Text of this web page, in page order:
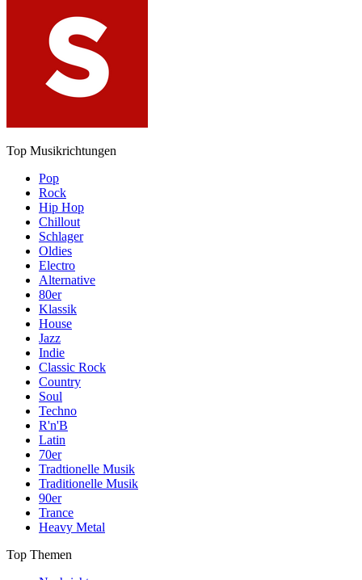
Top Musikrichtungen
Pop
Rock
Hip Hop
Chillout
Schlager
Oldies
Electro
Alternative
80er
Klassik
House
Jazz
Indie
Classic Rock
Country
Soul
Techno
R'n'B
Latin
70er
Tradtionelle Musik
Traditionelle Musik
90er
Trance
Heavy Metal
Top Themen